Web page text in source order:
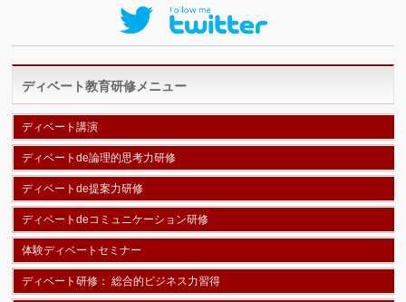
ディベート教育研修メニュー
ディベート講演
ディベートde論理的思考力研修
ディベートde提案力研修
ディベートdeコミュニケーション研修
体験ディベートセミナー
ディベート研修： 総合的ビジネス力習得